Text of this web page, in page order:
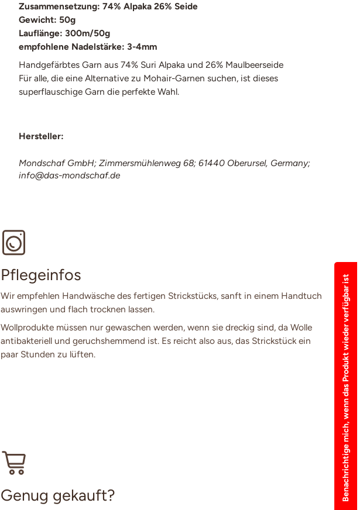
Zusammensetzung: 74% Alpaka 26% Seide
Gewicht: 50g
Lauflänge: 300m/50g
empfohlene Nadelstärke: 3-4mm
Handgefärbtes Garn aus 74% Suri Alpaka und 26% Maulbeerseide
Für alle, die eine Alternative zu Mohair-Garnen suchen, ist dieses
superflauschige Garn die perfekte Wahl.
Hersteller:
Mondschaf GmbH; Zimmersmühlenweg 68; 61440 Oberursel, Germany;
info@das-mondschaf.de
Pflegeinfos
Wir empfehlen Handwäsche des fertigen Strickstücks, sanft in einem Handtuch
auswringen und flach trocknen lassen.
Wollprodukte müssen nur gewaschen werden, wenn sie dreckig sind, da Wolle
antibakteriell und geruchshemmend ist. Es reicht also aus, das Strickstück ein
paar Stunden zu lüften.
Genug gekauft? Benachrichtige mich, wenn das Produkt wieder verfügbar ist